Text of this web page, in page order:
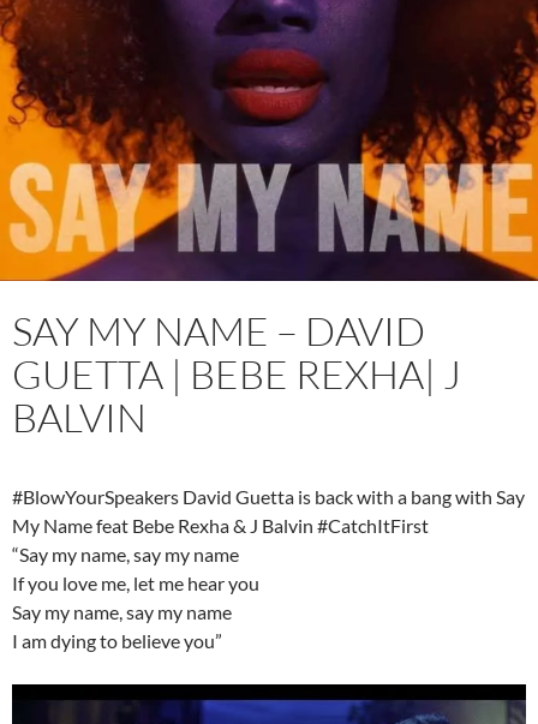
SAY MY NAME – DAVID
GUETTA | BEBE REXHA| J
BALVIN
#BlowYourSpeakers David Guetta is back with a bang with Say
My Name feat Bebe Rexha & J Balvin #CatchItFirst
“Say my name, say my name
If you love me, let me hear you
Say my name, say my name
I am dying to believe you”